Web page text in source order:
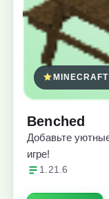
Benched
Добавьте
игре!
1.21.6